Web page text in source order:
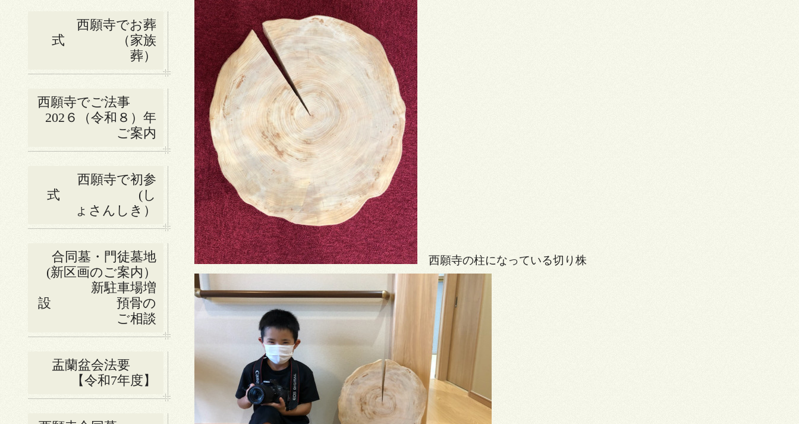
西願寺でお葬
式 （家族
葬）
西願寺でご法事
202６（令和８）年
ご案内
西願寺で初参
式 (し
ょさんしき）
合同墓・門徒墓地
(新区画のご案内）
新駐車場増
設 預骨の
ご相談
盂蘭盆会法要
【令和7年度】
西願寺の柱になっている切り株